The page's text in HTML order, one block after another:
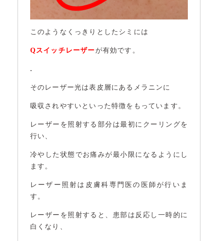
このようなくっきりとしたシミには
Qスイッチレーザーが有効です。
.
そのレーザー光は表皮層にあるメラニンに
吸収されやすいといった特徴をもっています。
レーザーを照射する部分は最初にクーリングを
行い、
冷やした状態でお痛みが最小限になるようにし
ます。
レーザー照射は皮膚科専門医の医師が行いま
す。
レーザーを照射すると、患部は反応し一時的に
白くなり、